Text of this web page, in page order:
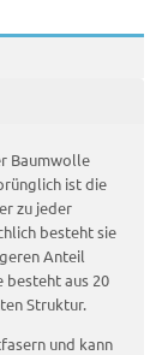
Baumwolle
ist die
zu jeder
besteht sie
Anteil
besteht aus 20
Struktur.
und kann